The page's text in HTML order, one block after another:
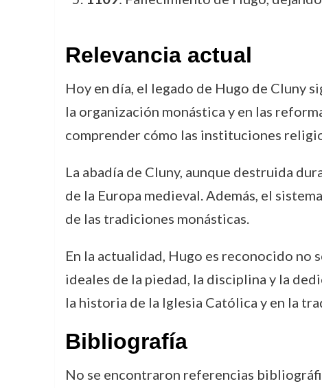
Relevancia actual
Hoy en día, el legado de Hugo de Cluny
la organización monástica y en las
comprender cómo las instituciones
La abadía de Cluny, aunque destruida
de la Europa medieval. Además, el
de las tradiciones monásticas.
En la actualidad, Hugo es reconocido no
ideales de la piedad, la disciplina y la
la historia de la Iglesia Católica y en la
Bibliografía
No se encontraron referencias